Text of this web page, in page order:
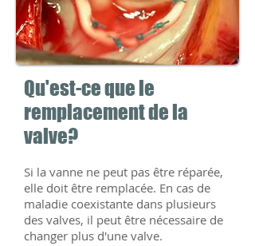
Qu'est-ce que le
remplacement de la
valve?
Si la vanne ne peut pas être réparée,
elle doit être remplacée. En cas de
maladie coexistante dans plusieurs
des valves, il peut être nécessaire de
changer plus d'une valve.